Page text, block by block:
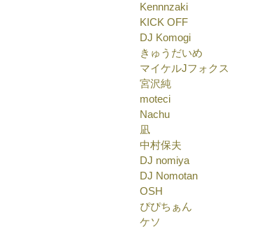
Kennnzaki
KICK OFF
DJ Komogi
きゅうだいめ
マイケルJフォクス
宮沢純
moteci
Nachu
凪
中村保夫
DJ nomiya
DJ Nomotan
OSH
ぴぴちぁん
ケソ